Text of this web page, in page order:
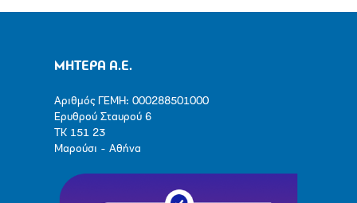
ΜΗΤΕΡΑ Α.Ε.
Αριθμός ΓΕΜΗ: 000288501000
Ερυθρού Σταυρού 6
ΤΚ 151 23
Μαρούσι - Αθήνα